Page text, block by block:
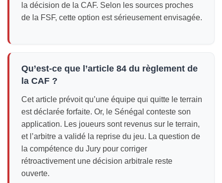
la décision de la CAF. Selon les sources proches
de la FSF, cette option est sérieusement envisagée.
Qu’est-ce que l’article 84 du règlement de
la CAF ?
Cet article prévoit qu’une équipe qui quitte le terrain
est déclarée forfaite. Or, le Sénégal conteste son
application. Les joueurs sont revenus sur le terrain,
et l’arbitre a validé la reprise du jeu. La question de
la compétence du Jury pour corriger
rétroactivement une décision arbitrale reste
ouverte.